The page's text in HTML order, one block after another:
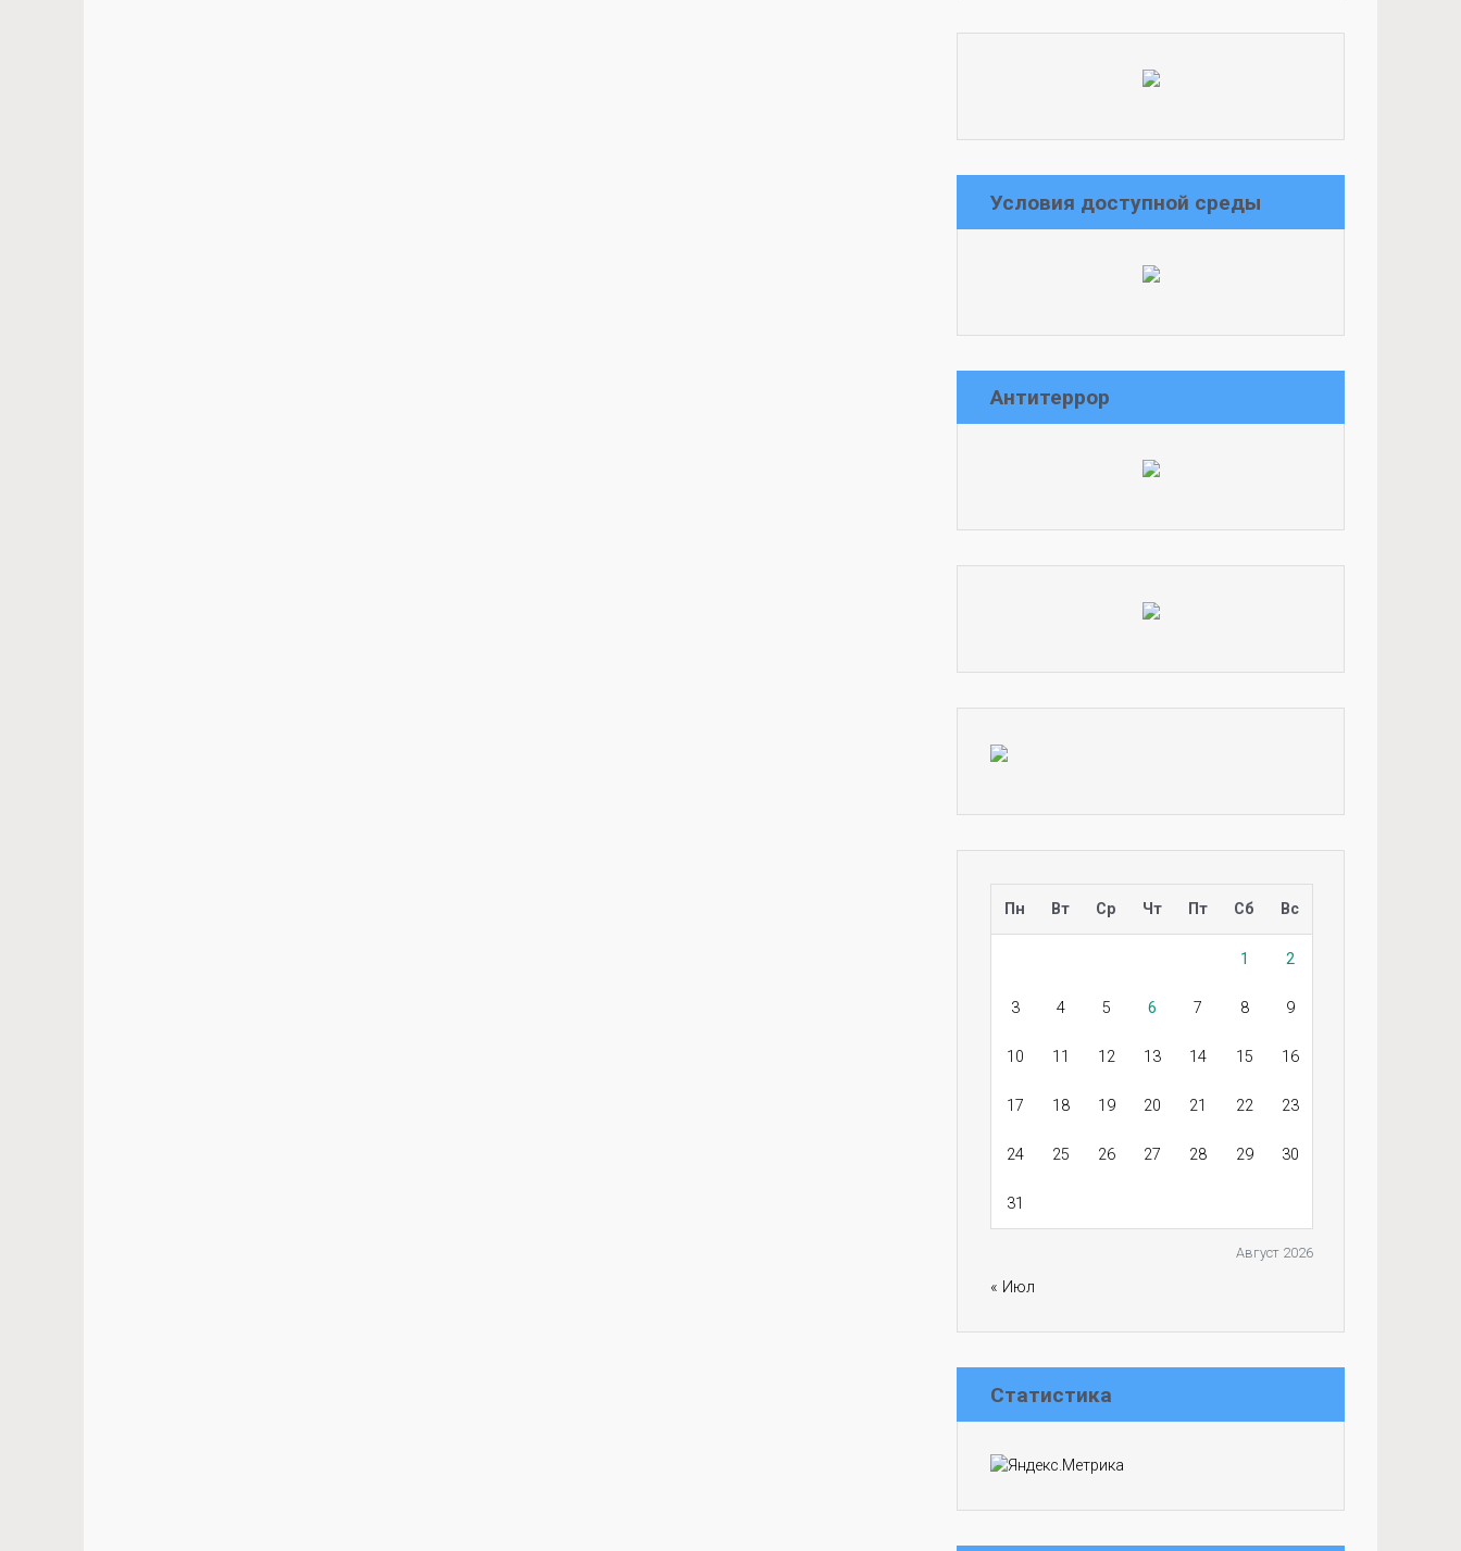
Условия доступной среды
Антитеррор
Август 2026
Пн Вт Ср Чт Пт Сб Вс
1 2
3 4 5 6 7 8 9
10 11 12 13 14 15 16
17 18 19 20 21 22 23
24 25 26 27 28 29 30
31
« Июл
Статистика